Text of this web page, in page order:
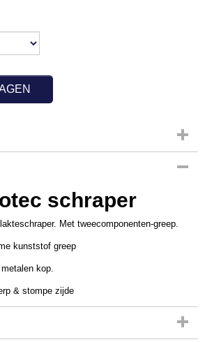
schraper
Met tweecomponenten-greep.
kunststof greep
kop.
& stompe zijde